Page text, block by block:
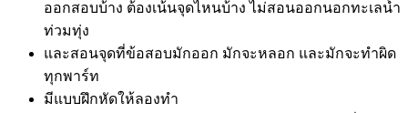
ออกสอบบ้าง ต้องเน้นจุดไหนบ้าง ไม่สอนออกนอกทะเลน้ำ
ท่วมทุ่ง
และสอนจุดที่ข้อสอบมักออก มักจะหลอก และมักจะทำผิด
ทุกพาร์ท
มีแบบฝึกหัดให้ลองทำ